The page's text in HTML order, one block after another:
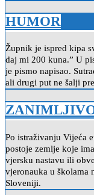
HUMOR
Župnik je ispred kipa
daj mi 200 kuna.” U
je pismo napisao.
ali drugi put ne šalji
Po istraživanju Vijeća
postoje zemlje koje
vjersku nastavu ili
vjeronauka u školama
Sloveniji.